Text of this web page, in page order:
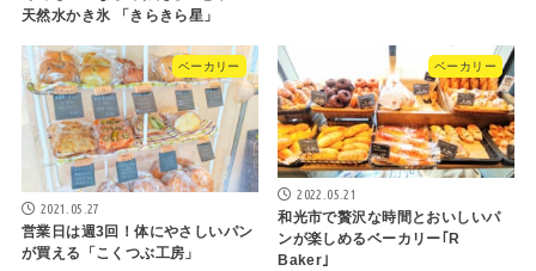
天然水かき氷 「きらきら星」
ベーカリー
2021.05.27
営業日は週3回！体にやさしいパン
が買える「こくつぶ工房」
ベーカリー
2022.05.21
和光市で贅沢な時間とおいしいパ
ンが楽しめるベーカリー｢R
Baker｣